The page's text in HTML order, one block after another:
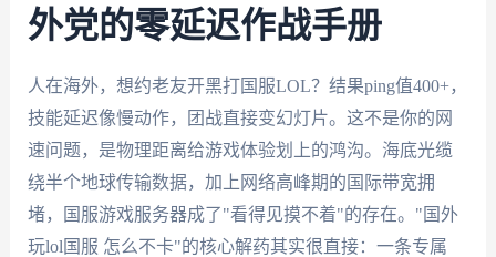
外党的零延迟作战手册
人在海外，想约老友开黑打国服LOL？结果ping值400+，
技能延迟像慢动作，团战直接变幻灯片。这不是你的网
速问题，是物理距离给游戏体验划上的鸿沟。海底光缆
绕半个地球传输数据，加上网络高峰期的国际带宽拥
堵，国服游戏服务器成了"看得见摸不着"的存在。"国外
玩lol国服 怎么不卡"的核心解药其实很直接：一条专属